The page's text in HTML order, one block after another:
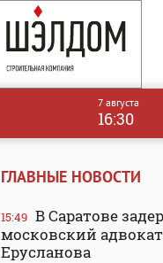
7 августа
16:30
ГЛАВНЫЕ НОВОСТИ
15:49 В Саратове
московский
Ерусланова